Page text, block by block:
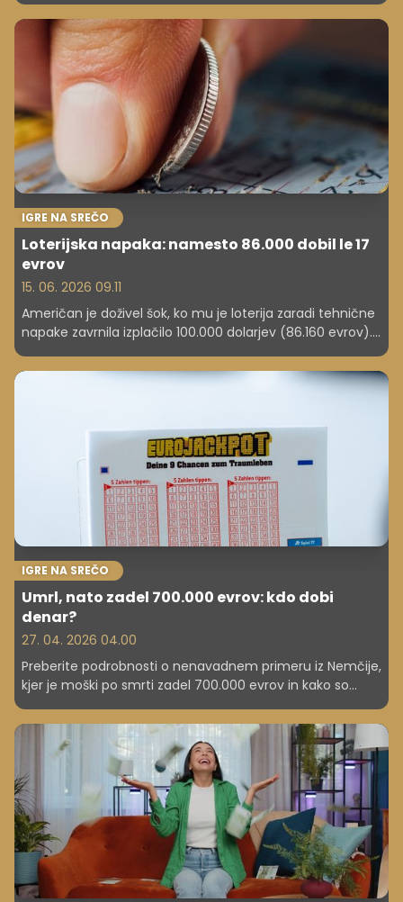
415.000 evrov.
IGRE NA SREČO
Loterijska napaka: namesto 86.000 dobil le 17
evrov
15. 06. 2026 09.11
Američan je doživel šok, ko mu je loterija zaradi tehnične
napake zavrnila izplačilo 100.000 dolarjev (86.160 evrov).
Srečka naj bi bila vredna le pičlih 20 dolarjev (17 evrov).
IGRE NA SREČO
Umrl, nato zadel 700.000 evrov: kdo dobi
denar?
27. 04. 2026 04.00
Preberite podrobnosti o nenavadnem primeru iz Nemčije,
kjer je moški po smrti zadel 700.000 evrov in kako so